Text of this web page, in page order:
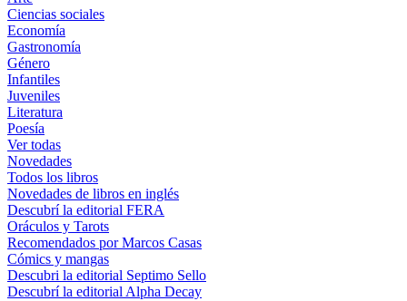
Ciencias sociales
Economía
Gastronomía
Género
Infantiles
Juveniles
Literatura
Poesía
Ver todas
Novedades
Todos los libros
Novedades de libros en inglés
Descubrí la editorial FERA
Oráculos y Tarots
Recomendados por Marcos Casas
Cómics y mangas
Descubri la editorial Septimo Sello
Descubrí la editorial Alpha Decay